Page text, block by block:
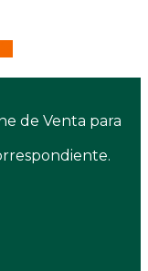
de Venta para